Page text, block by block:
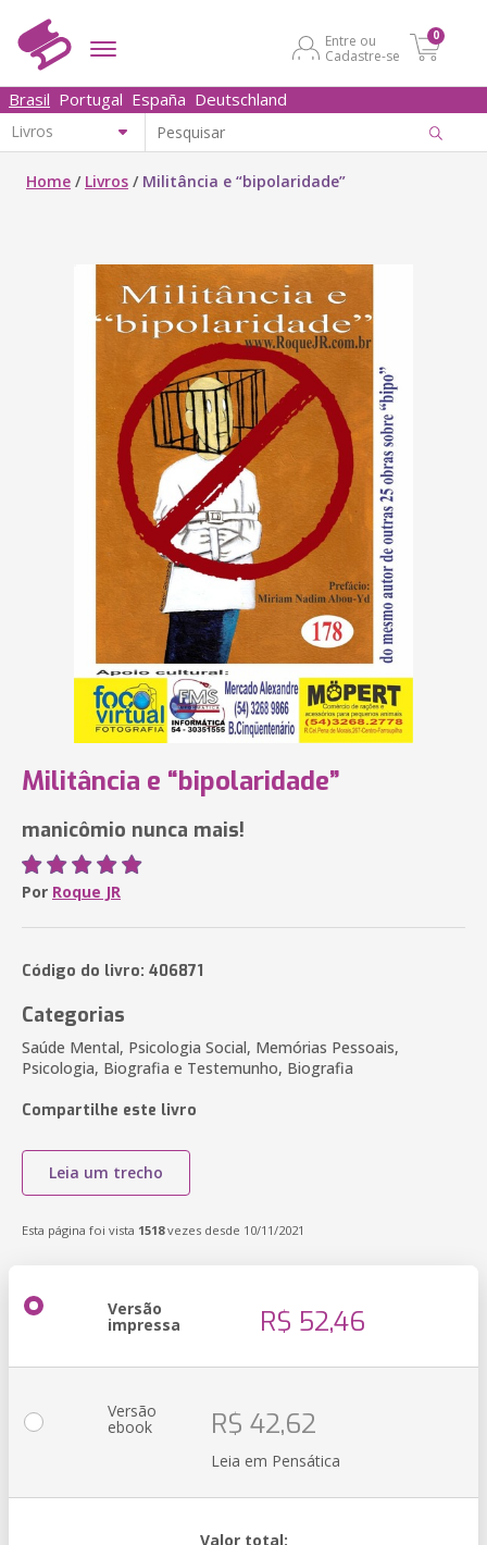
Entre ou
Cadastre-se
0
Brasil Portugal España Deutschland
Home / Livros / Militância e “bipolaridade”
Militância e “bipolaridade”
manicômio nunca mais!
Por Roque JR
Código do livro: 406871
Categorias
Saúde Mental, Psicologia Social, Memórias Pessoais,
Psicologia, Biografia e Testemunho, Biografia
Compartilhe este livro
Leia um trecho
Esta página foi vista 1518vezes desde 10/11/2021
Versão
impressa R$ 52,46
Versão
ebook R$ 42,62
Leia em Pensática
Valor total: